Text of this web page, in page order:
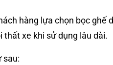
hàng lựa chọn bọc
thất xe khi sử dụng lâu dài.
sau: